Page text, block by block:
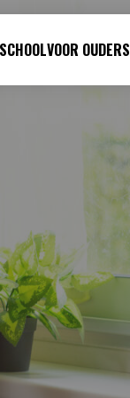
VOOR OUDERS